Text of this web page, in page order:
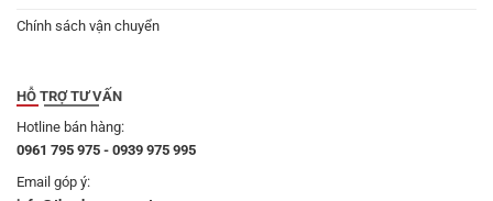
Chính sách vận chuyển
HỖ TRỢ TƯ VẤN
Hotline bán hàng:
0961 795 975 - 0939 975 995
Email góp ý: